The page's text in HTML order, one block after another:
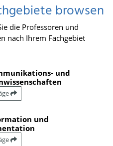
browsen
die Professoren und
nach Ihrem Fachgebiet
und
und